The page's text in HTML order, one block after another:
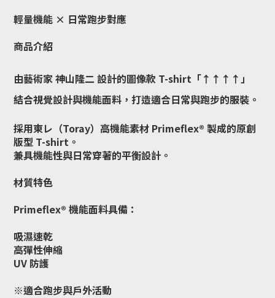
輕量機能 × 日常跑步對應
商品介紹
由藝術家 神山隆二 設計的圖像款 T-shirt「↑↑↑↑」
結合視覺設計與機能面料，打造適合日常與跑步的服裝。
採用東レ（Toray）高機能素材 Primeflex® 製成的原創
版型 T-shirt。
兼具機能性與日常穿著的平衡設計。
材質特色
Primeflex® 機能面料具備：
吸濕速乾
高彈性伸縮
UV 防護
※適合跑步與戶外活動